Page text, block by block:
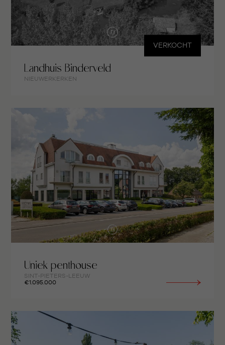
VERKOCHT
Landhuis Binderveld
NIEUWERKERKEN
Uniek penthouse
SINT-PIETERS-LEEUW
€1.095.000